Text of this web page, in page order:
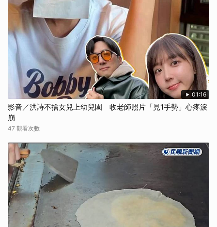
01:16
影音／洪詩不捨女兒上幼兒園 收老師照片「見1手勢」心疼淚
崩
47 觀看次數